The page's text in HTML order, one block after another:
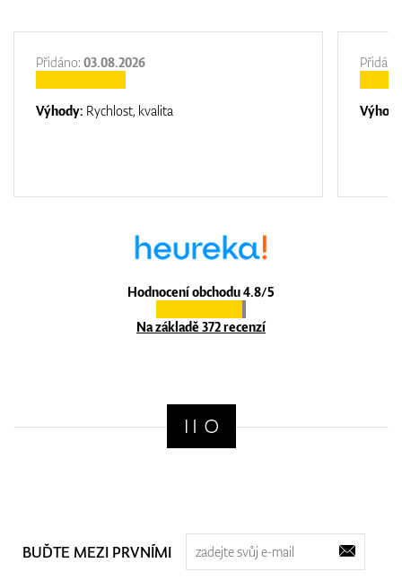
Hodnocení obchodu 4.8/5
Na základě 372 recenzí
Přidáno: 03.08.2026
Výhody: Rychlost, kvalita
BUĎTE MEZI PRVNÍMI